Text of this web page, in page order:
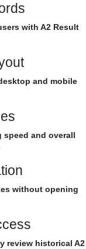
with A2 Result
and mobile
speed and overall
without opening
review historical A2